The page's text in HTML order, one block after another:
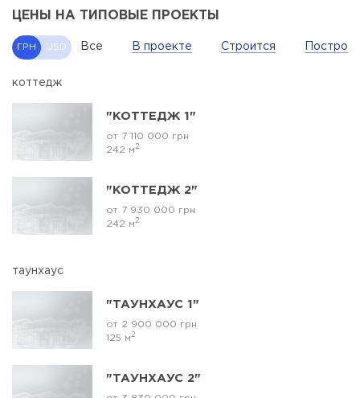
ЦЕНЫ НА ТИПОВЫЕ ПРОЕКТЫ
ГРН USD Все В проекте Строится
коттедж
"КОТТЕДЖ 1"
от 7 110 000 грн
242 м 2
"КОТТЕДЖ 2"
от 7 930 000 грн
242 м 2
таунхаус
"ТАУНХАУС 1"
от 2 900 000 грн
125 м 2
"ТАУНХАУС 2"